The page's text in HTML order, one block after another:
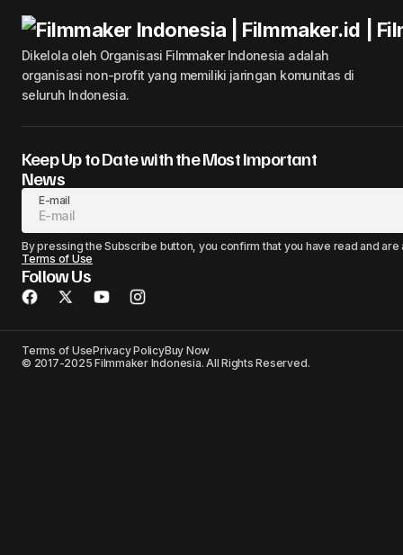
Dikelola oleh Organisasi Filmmaker Indonesia adalah
organisasi non-profit yang memiliki jaringan komunitas di
seluruh Indonesia.
Keep Up to Date with the Most Important
News
E-mail
By pressing the Subscribe button, you confirm that you have read and
Terms of Use
Follow Us
Terms of UsePrivacy PolicyBuy Now
© 2017-2025 Filmmaker Indonesia. All Rights Reserved.